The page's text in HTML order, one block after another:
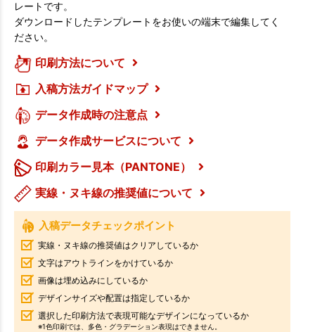
レートです。
ダウンロードしたテンプレートをお使いの端末で編集してく
ださい。
印刷方法について
入稿方法ガイドマップ
データ作成時の注意点
データ作成サービスについて
印刷カラー見本（PANTONE）
実線・ヌキ線の推奨値について
入稿データチェックポイント
実線・ヌキ線の推奨値はクリアしているか
文字はアウトラインをかけているか
画像は埋め込みにしているか
デザインサイズや配置は指定しているか
選択した印刷方法で表現可能なデザインになっているか
※1色印刷では、多色・グラデーション表現はできません。